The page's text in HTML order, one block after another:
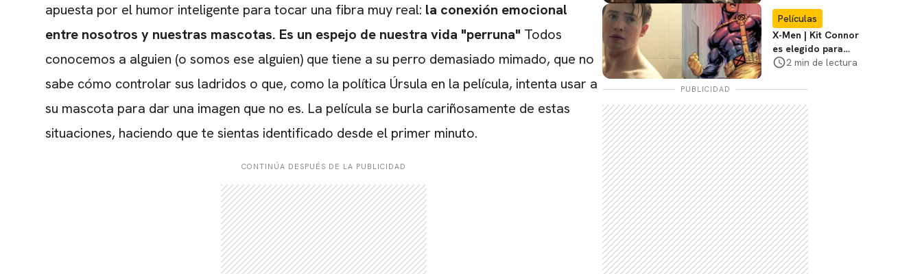
apuesta por el humor inteligente para tocar una fibra muy real: la conexión emocional
entre nosotros y nuestras mascotas. Es un espejo de nuestra vida "perruna" Todos
conocemos a alguien (o somos ese alguien) que tiene a su perro demasiado mimado, que no
sabe cómo controlar sus ladridos o que, como la política Úrsula en la película, intenta usar a
su mascota para dar una imagen que no es. La película se burla cariñosamente de estas
situaciones, haciendo que te sientas identificado desde el primer minuto.
CONTINÚA DESPUÉS DE LA PUBLICIDAD
Películas
X-Men | Kit Connor
es elegido para
interpretar a
película
2 min de lectura
PUBLICIDAD